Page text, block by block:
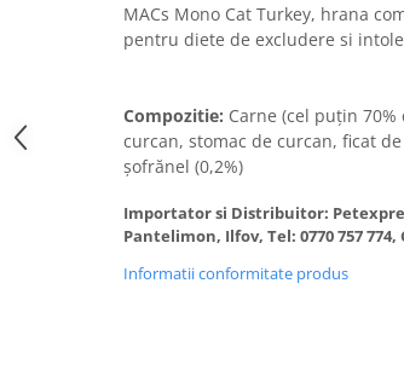
Donatii hrana
Promotii si oferte
ROZATOARE
VANZARE RAPIDA
MACs Mono Cat Turkey, hrana
pentru diete de excludere si
Compozitie: Carne (cel puțin
curcan, stomac de curcan, ficat
șofrănel (0,2%)
Importator si Distribuitor:
Pantelimon, Ilfov, Tel: 0770 757 774,
Informatii conformitate produs